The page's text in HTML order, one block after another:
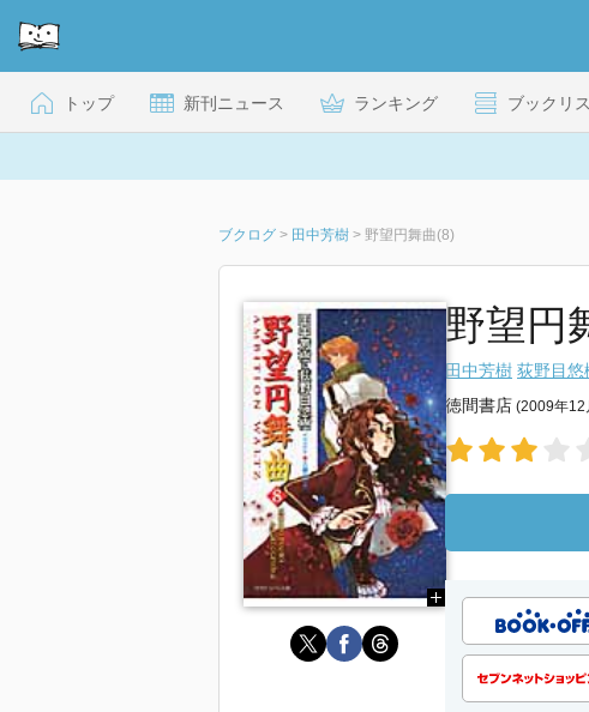
トップ 新刊ニュース ランキング ブックリ
ブクログ > 田中芳樹 > 野望円舞曲(8)
野望円
田中芳樹 荻野目悠
徳間書店 (2009年12